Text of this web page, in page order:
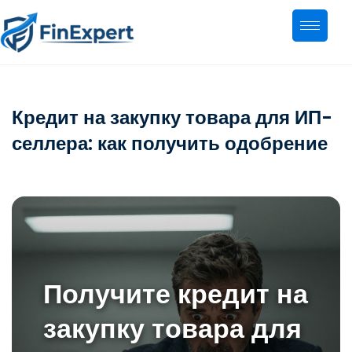
Кредит на закупку товара для ИП-
селлера: как получить одобрение
Получите кредит на
закупку товара для